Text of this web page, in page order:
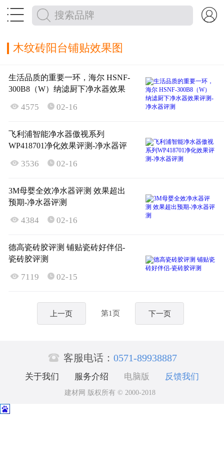
 
木纹砖阳台铺贴效果图
生活品质的重要一环，海尔 HSNF-
300B8（W）纳滤厨下净水器效果
 4575  02-16
飞利浦智能净水器傲视系列
WP418701净化效果评测-净水器评
 3536  02-16
3M母婴全效净水器评测 效果超出
预期-净水器评测
 4384  02-16
德高瓷砖胶评测 铺贴瓷砖好伴侣-
瓷砖胶评测
 7119  02-15
上一页 第1页 下一页
 客服电话： 0571-89938887
关于我们 服务介绍 电脑版 反馈我们
建材网 版权所有 © 2000-2018